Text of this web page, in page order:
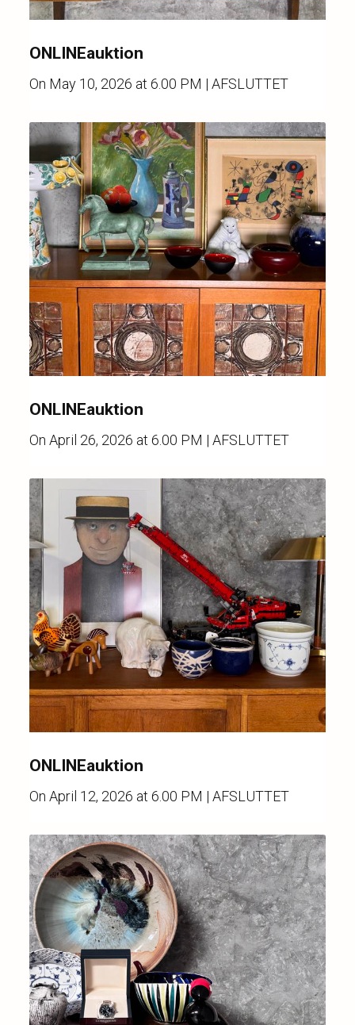
ONLINEauktion
On May 10, 2026 at 6.00 PM | AFSLUTTET
ONLINEauktion
OnApril 26, 2026 at 6.00 PM | AFSLUTTET
ONLINEauktion
OnApril 12, 2026 at 6.00 PM | AFSLUTTET